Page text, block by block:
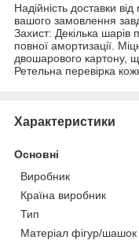
Надійність доставки
вашого замовлення
Захист: Декілька шарів
повної амортизації.
двошарового картону,
Ретельна перевірка
Характеристики
Основні
Виробник
Країна виробник
Тип
Матеріал фігур/шашок